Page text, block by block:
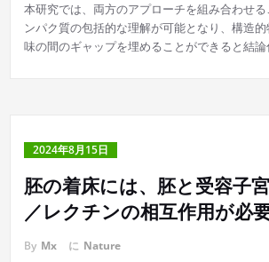
本研究では、両方のアプローチを組み合わせ
ンパク質の包括的な理解が可能となり、構造
味の間のギャップを埋めることができると結論
2024年8月15日
胚の着床には、胚と受容子
／レクチンの相互作用が必
By Mx に Nature